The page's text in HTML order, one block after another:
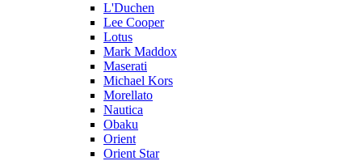
L'Duchen
Lee Cooper
Lotus
Mark Maddox
Maserati
Michael Kors
Morellato
Nautica
Obaku
Orient
Orient Star